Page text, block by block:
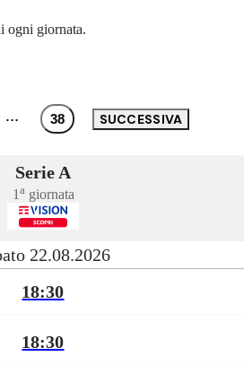
ogni giornata.
… 38 SUCCESSIVA
Serie A
1 agiornata
22.08.2026
18:30
18:30